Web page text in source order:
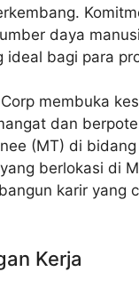
daya
ideal bagi para
membuka
dan
(MT) di
berlokasi di
karir yang
Kerja